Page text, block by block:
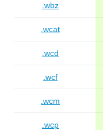
.wbz
.wcat
.wcd
.wcf
.wcm
.wcp